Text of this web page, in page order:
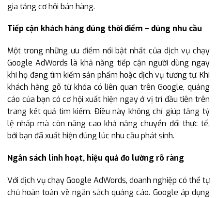
gia tăng cơ hội bán hàng.
Tiếp cận khách hàng đúng thời điểm – đúng nhu cầu
Một trong những ưu điểm nổi bật nhất của dịch vụ chạy
Google AdWords là khả năng tiếp cận người dùng ngay
khi họ đang tìm kiếm sản phẩm hoặc dịch vụ tương tự. Khi
khách hàng gõ từ khóa có liên quan trên Google, quảng
cáo của bạn có cơ hội xuất hiện ngay ở vị trí đầu tiên trên
trang kết quả tìm kiếm. Điều này không chỉ giúp tăng tỷ
lệ nhấp mà còn nâng cao khả năng chuyển đổi thực tế,
bởi bạn đã xuất hiện đúng lúc nhu cầu phát sinh.
Ngân sách linh hoạt, hiệu quả đo lường rõ ràng
Với dịch vụ chạy Google AdWords, doanh nghiệp có thể tự
chủ hoàn toàn về ngân sách quảng cáo. Google áp dụng